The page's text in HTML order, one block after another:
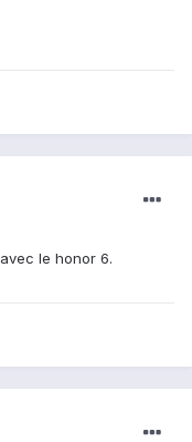
le honor 6.